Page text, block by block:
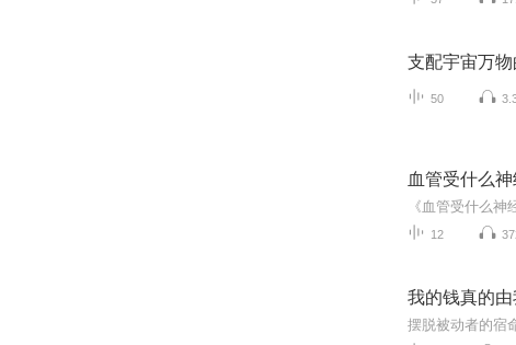
支配宇宙万物
50
血管受什么
12
我的钱真的由
摆脱被动者的宿